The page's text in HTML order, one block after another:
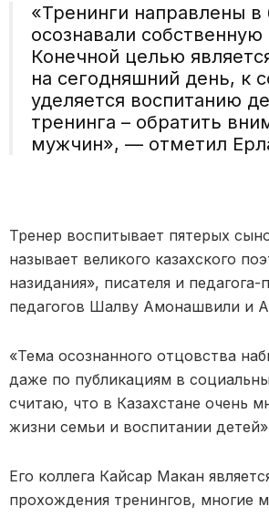
«Тренинги направлены
осознавали
Конечной целью
на сегодняшний день, к
уделяется воспитанию
тренинга – обратить
мужчин», — отметил
Тренер воспитывает пятерых
называет великого казахского
назидания», писателя и
педагогов Шалву Амонашвили и
«Тема осознанного отцовства
даже по публикациям в
считаю, что в Казахстане очень
жизни семьи и воспитании
Его коллега Кайсар Макан
прохождения тренингов, многие